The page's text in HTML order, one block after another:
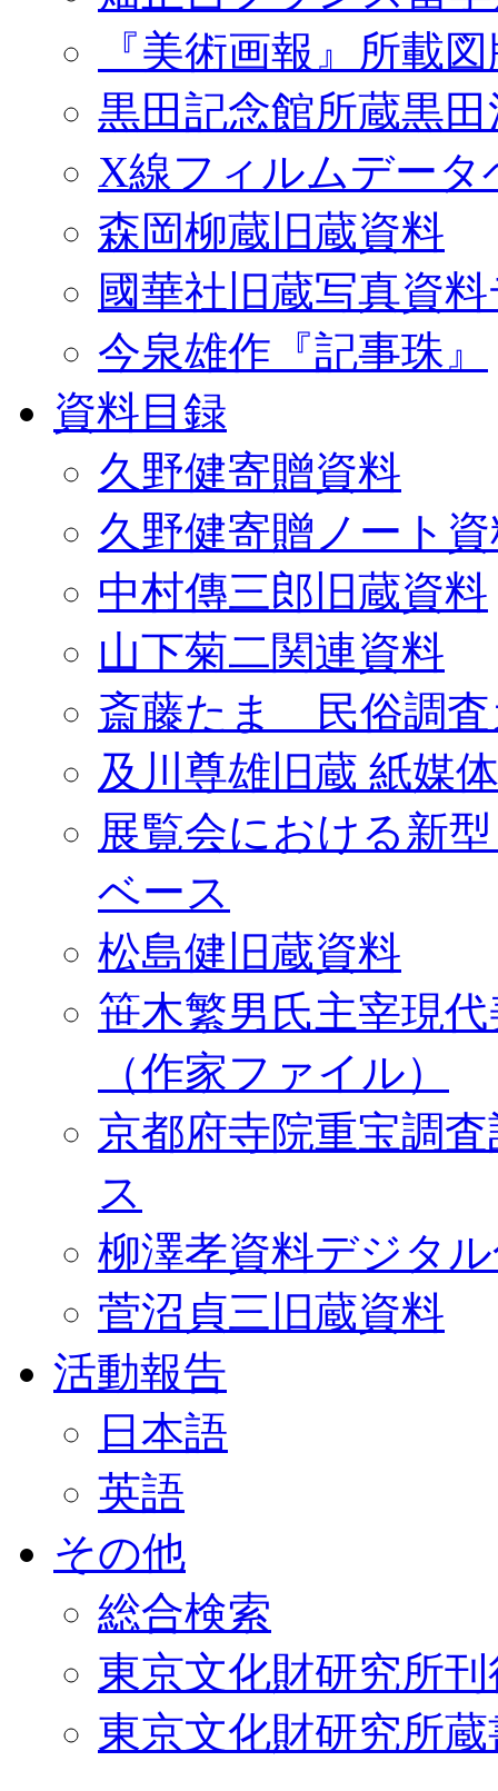
『美術画報』所載
黒田記念館所蔵黒
X線フィルムデータ
森岡柳蔵旧蔵資料
國華社旧蔵写真資
今泉雄作『記事珠』
資料目録
久野健寄贈資料
久野健寄贈ノート
中村傳三郎旧蔵資料
山下菊二関連資料
斎藤たま 民俗調査
及川尊雄旧蔵 紙媒
展覧会における新
ベース
松島健旧蔵資料
笹木繁男氏主宰現
（作家ファイル）
京都府寺院重宝調
ス
柳澤孝資料デジタ
菅沼貞三旧蔵資料
活動報告
日本語
英語
その他
総合検索
東京文化財研究所
東京文化財研究所